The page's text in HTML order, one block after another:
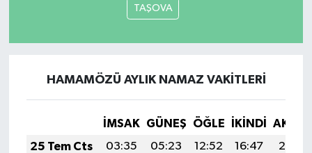
TAŞOVA
HAMAMÖZÜ AYLIK NAMAZ VAKITLERI
İMSAK GÜNEŞ ÖĞLE İKINDI
25 Tem Cts
03:35 05:23 12:52 16:47
20:10